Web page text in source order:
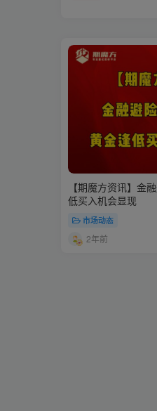
【期魔方资讯】金
低买入机会显现
市场动态
2年前